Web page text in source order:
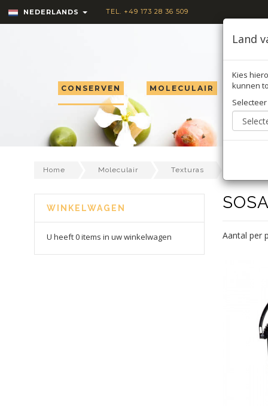
NEDERLANDS TEL. +49 173 28 36 509
CONSERVEN MOLECULAIR
Home Moleculair Texturas
Aantal per
WINKELWAGEN
U heeft 0 items in uw winkelwagen
Land
Kies
kunnen